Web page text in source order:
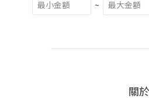
~
關